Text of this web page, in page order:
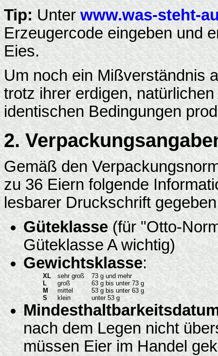
Tip:Unterwww.was-steht-
Erzeugercode eingeben und
Eies.
Um noch ein Mißverständnis
trotz ihrer erdigen,
identischen Bedingungen
2.
Gemäß den
zu 36 Eiern folgende
lesbarer Druckschrift
Güteklasse(für "Otto-
Güteklasse A wichtig)
Gewichtsklasse:
XL sehr groß
73 g und mehr
L
groß
63 g bis unter 73 g
M
mittel
53 g bis unter 63 g
S
klein unter 53 g
nach dem Legen nicht
müssen Eier im Handel